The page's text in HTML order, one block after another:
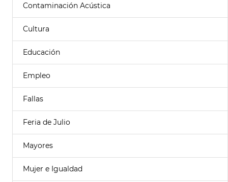
Contaminación Acústica
Cultura
Educación
Empleo
Fallas
Feria de Julio
Mayores
Mujer e Igualdad